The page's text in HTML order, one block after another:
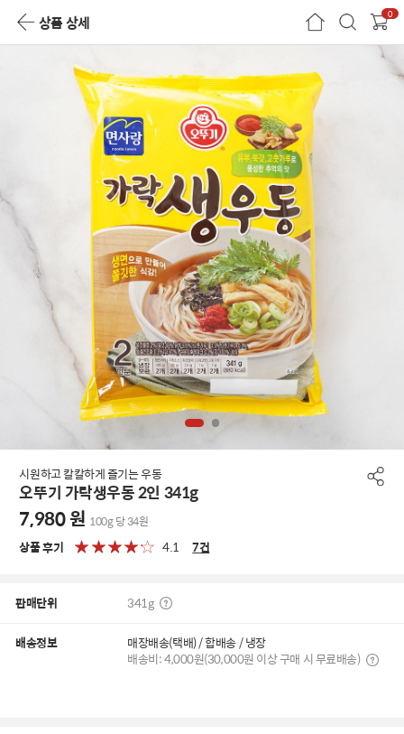
상품 상세 0
시원하고 칼칼하게 즐기는 우동
오뚜기 가락생우동 2인 341g
7,980원 100g 당 34원
상품 후기 4.1 7건
판매단위 341g
배송정보
매장배송(택배) / 합배송 / 냉장
배송비: 4,000원(30,000원 이상 구매 시 무료배송)